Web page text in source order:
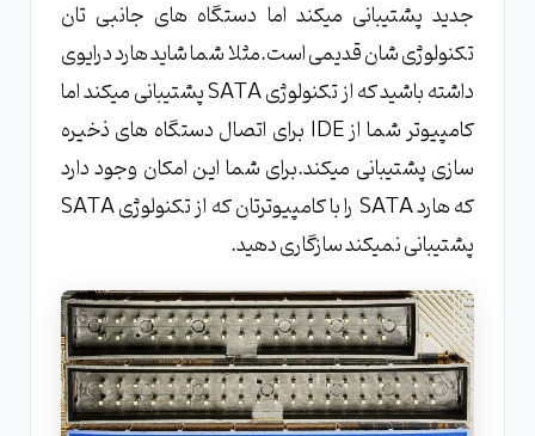
جدید پشتیبانی میکند اما دستگاه های جانبی تان
تکنولوژی شان قدیمی است.مثلا شما شاید هارد درایوی
داشته باشید که از تکنولوژی SATA پشتیبانی میکند اما
کامپیوتر شما از IDE برای اتصال دستگاه های ذخیره
سازی پشتیبانی میکند.برای شما این امکان وجود دارد
که هارد SATA را با کامپیوترتان که از تکنولوژی SATA
پشتیبانی نمیکند سازگاری دهید.